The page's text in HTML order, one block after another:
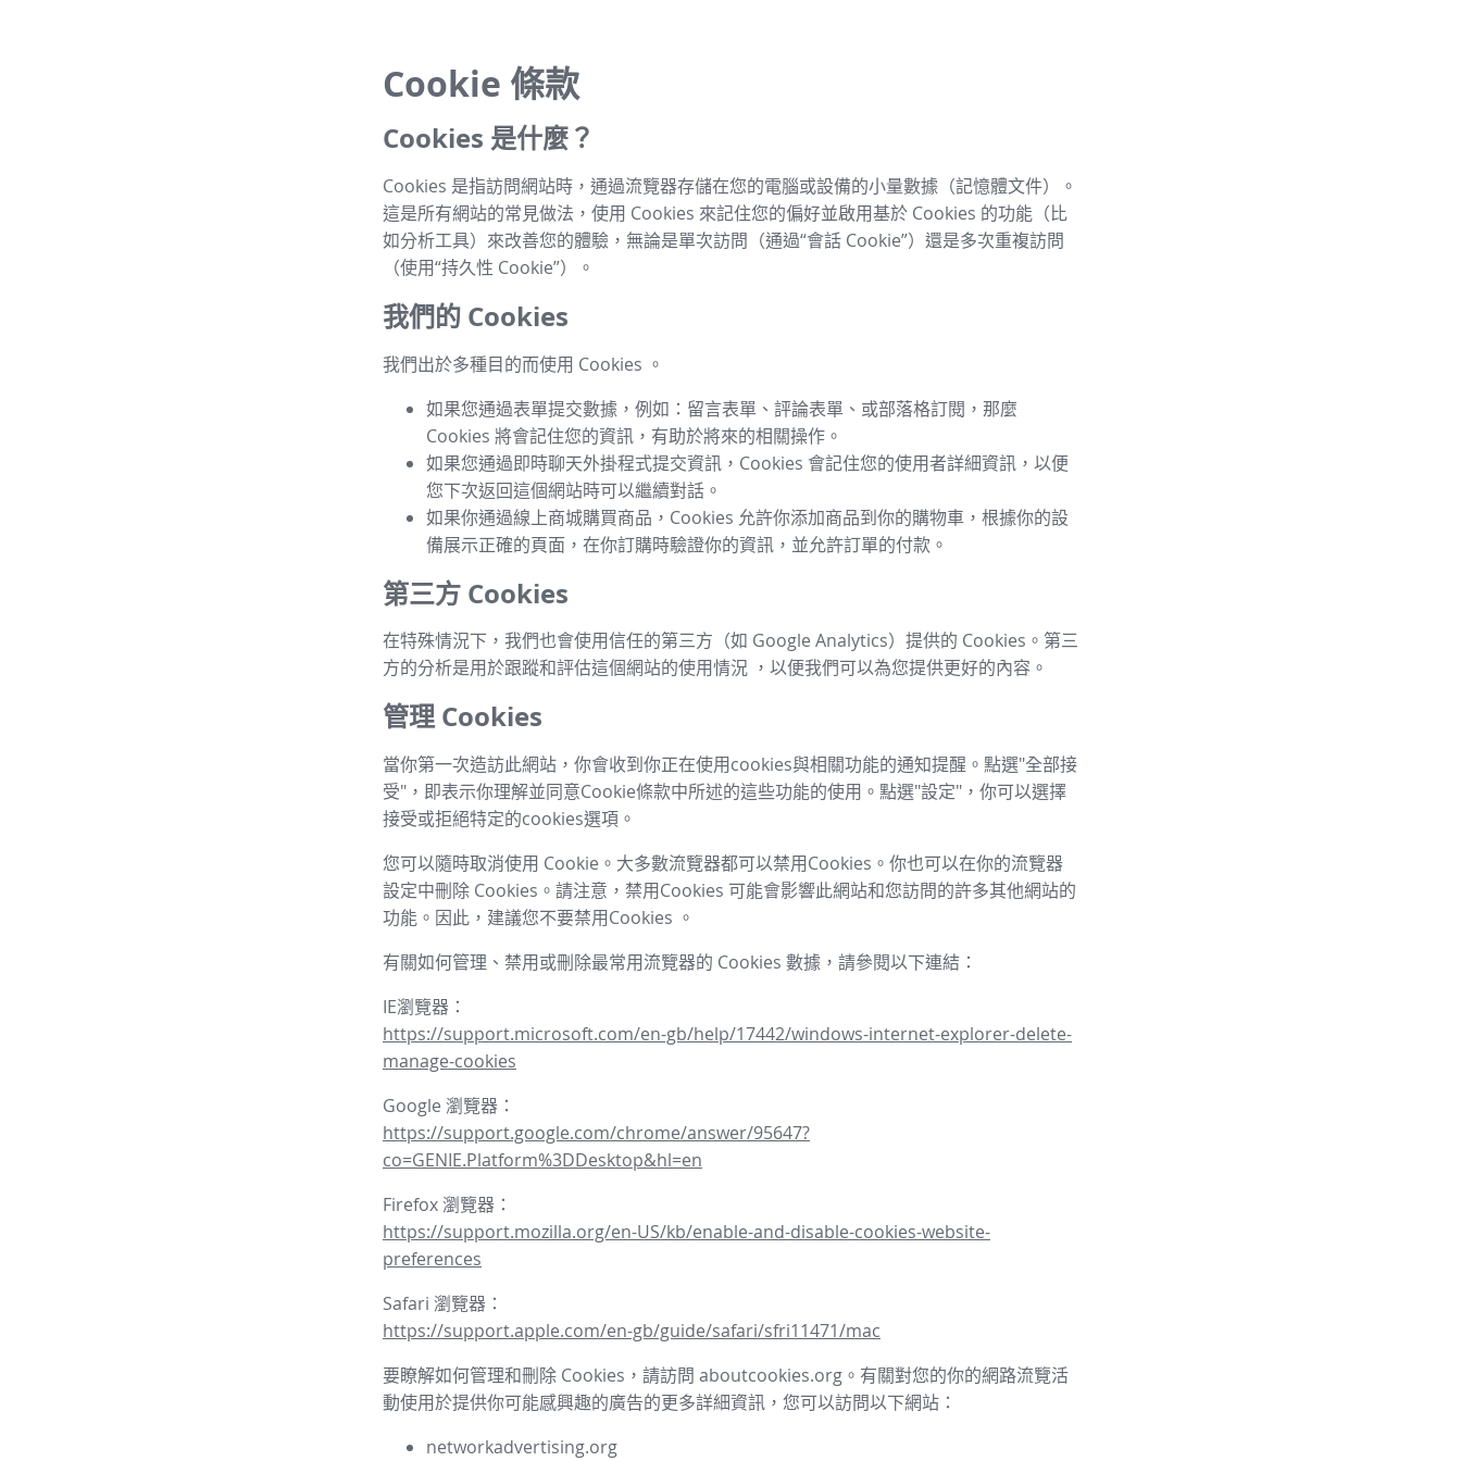
Cookie 條款
Cookies 是什麼？
Cookies 是指訪問網站時，通過流覽器存儲在您的電腦或設備的小量數據（記憶體文件）。
這是所有網站的常見做法，使用 Cookies 來記住您的偏好並啟用基於 Cookies 的功能（比
如分析工具）來改善您的體驗，無論是單次訪問（通過“會話 Cookie”）還是多次重複訪問
（使用“持久性 Cookie”）。
我們的 Cookies
我們出於多種目的而使用 Cookies 。
如果您通過表單提交數據，例如：留言表單、評論表單、或部落格訂閱，那麼
Cookies 將會記住您的資訊，有助於將來的相關操作。
如果您通過即時聊天外掛程式提交資訊，Cookies 會記住您的使用者詳細資訊，以便
您下次返回這個網站時可以繼續對話。
如果你通過線上商城購買商品，Cookies 允許你添加商品到你的購物車，根據你的設
備展示正確的頁面，在你訂購時驗證你的資訊，並允許訂單的付款。
第三方 Cookies
在特殊情況下，我們也會使用信任的第三方（如 Google Analytics）提供的 Cookies。第三
方的分析是用於跟蹤和評估這個網站的使用情況 ，以便我們可以為您提供更好的內容。
管理 Cookies
當你第一次造訪此網站，你會收到你正在使用cookies與相關功能的通知提醒。點選"全部接
受"，即表示你理解並同意Cookie條款中所述的這些功能的使用。點選"設定"，你可以選擇
接受或拒絕特定的cookies選項。
您可以隨時取消使用 Cookie。大多數流覽器都可以禁用Cookies。你也可以在你的流覽器
設定中刪除 Cookies。請注意，禁用Cookies 可能會影響此網站和您訪問的許多其他網站的
功能。因此，建議您不要禁用Cookies 。
有關如何管理、禁用或刪除最常用流覽器的 Cookies 數據，請參閱以下連結：
IE瀏覽器：
https://support.microsoft.com/en-gb/help/17442/windows-internet-explorer-delete-
manage-cookies
Google 瀏覽器：
https://support.google.com/chrome/answer/95647?
co=GENIE.Platform%3DDesktop&hl=en
Firefox 瀏覽器：
https://support.mozilla.org/en-US/kb/enable-and-disable-cookies-website-
preferences
Safari 瀏覽器：
https://support.apple.com/en-gb/guide/safari/sfri11471/mac
要瞭解如何管理和刪除 Cookies，請訪問 aboutcookies.org。有關對您的你的網路流覽活
動使用於提供你可能感興趣的廣告的更多詳細資訊，您可以訪問以下網站：
networkadvertising.org